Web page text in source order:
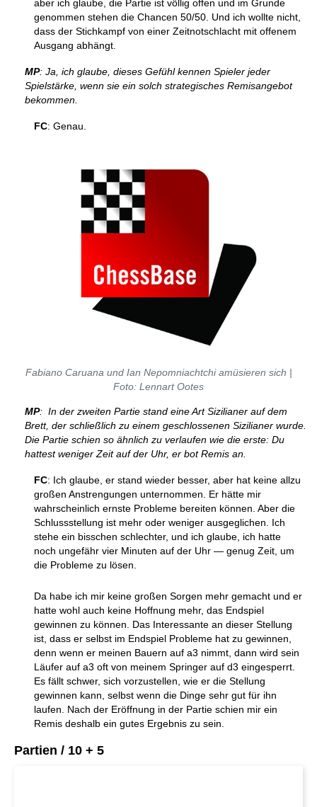
aber ich glaube, die Partie ist völlig offen und im Grunde
genommen stehen die Chancen 50/50. Und ich wollte nicht,
dass der Stichkampf von einer Zeitnotschlacht mit offenem
Ausgang abhängt.
MP: Ja, ich glaube, dieses Gefühl kennen Spieler jeder
Spielstärke, wenn sie ein solch strategisches Remisangebot
bekommen.
FC: Genau.
Fabiano Caruana und Ian Nepomniachtchi amüsieren sich |
Foto: Lennart Ootes
MP: In der zweiten Partie stand eine Art Sizilianer auf dem
Brett, der schließlich zu einem geschlossenen Sizilianer wurde.
Die Partie schien so ähnlich zu verlaufen wie die erste: Du
hattest weniger Zeit auf der Uhr, er bot Remis an.
FC: Ich glaube, er stand wieder besser, aber hat keine allzu
großen Anstrengungen unternommen. Er hätte mir
wahrscheinlich ernste Probleme bereiten können. Aber die
Schlussstellung ist mehr oder weniger ausgeglichen. Ich
stehe ein bisschen schlechter, und ich glaube, ich hatte
noch ungefähr vier Minuten auf der Uhr — genug Zeit, um
die Probleme zu lösen.
Da habe ich mir keine großen Sorgen mehr gemacht und er
hatte wohl auch keine Hoffnung mehr, das Endspiel
gewinnen zu können. Das Interessante an dieser Stellung
ist, dass er selbst im Endspiel Probleme hat zu gewinnen,
denn wenn er meinen Bauern auf a3 nimmt, dann wird sein
Läufer auf a3 oft von meinem Springer auf d3 eingesperrt.
Es fällt schwer, sich vorzustellen, wie er die Stellung
gewinnen kann, selbst wenn die Dinge sehr gut für ihn
laufen. Nach der Eröffnung in der Partie schien mir ein
Remis deshalb ein gutes Ergebnis zu sein.
Partien / 10 + 5